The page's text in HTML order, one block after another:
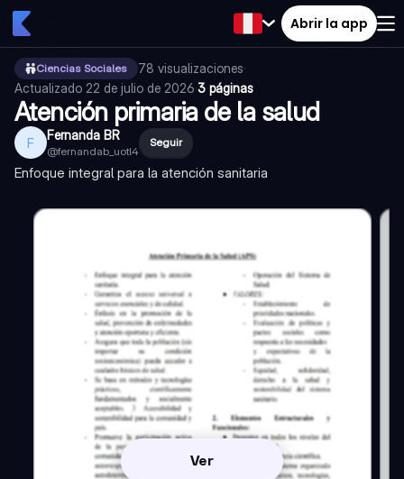
Abrir la app
Ciencias Sociales 78 visualizaciones·
Actualizado 22 de julio de 2026·3 páginas
Atención primaria de la salud
F Fernanda BR
@fernandab_uotl4
Seguir
Enfoque integral para la atención sanitaria
Ver